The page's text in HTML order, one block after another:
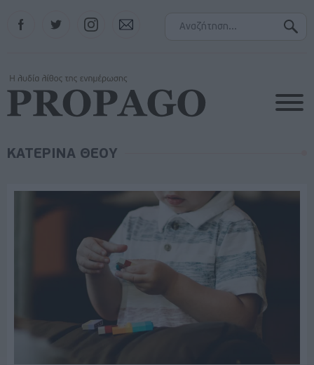
Instagram
ΚΑΤΕΡΙΝΑ ΘΕΟΥ